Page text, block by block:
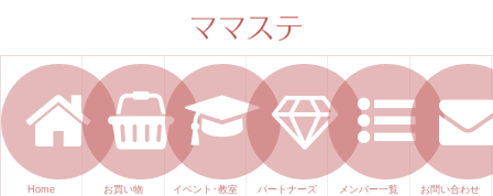
ママのかくれた才能発信します。
手づくり表現ステージ ママステ ハ
ンドメイド（手づくり）やスキル・
センスで表現したいママが集まって
ます。
Home お買い物 イベント･教室 パートナーズ メンバー一覧 お問い合わせ